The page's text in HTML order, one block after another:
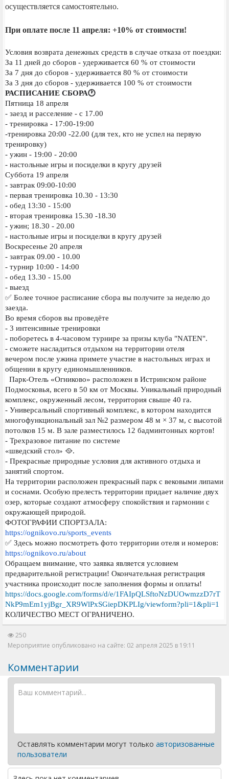
осуществляется самостоятельно.
При оплате после 11 апреля: +10% от стоимости!
Условия возврата денежных средств в случае отказа от поездки:
За 11 дней до сборов - удерживается 60 % от стоимости
За 7 дня до сборов - удерживается 80 % от стоимости
За 3 дня до сборов - удерживается 100 % от стоимости
РАСПИСАНИЕ СБОРА🕐
Пятница 18 апреля
- заезд и расселение - с 17.00
- тренировка - 17:00-19:00
-тренировка 20:00 -22.00 (для тех, кто не успел на первую
тренировку)
- ужин - 19:00 - 20:00
- настольные игры и посиделки в кругу друзей
Суббота 19 апреля
- завтрак 09:00-10:00
- первая тренировка 10.30 - 13:30
- обед 13:30 - 15:00
- вторая тренировка 15.30 -18.30
- ужин; 18.30 - 20.00
- настольные игры и посиделки в кругу друзей
Воскресенье 20 апреля
- завтрак 09.00 - 10.00
- турнир 10:00 - 14:00
- обед 13.30 - 15.00
- выезд
✅ Более точное расписание сбора вы получите за неделю до
заезда.
Во время сборов вы проведёте
- 3 интенсивные тренировки
- поборетесь в 4-часовом турнире за призы клуба "NATEN".
- сможете насладиться отдыхом на территории отеля
вечером после ужина примете участие в настольных играх и
общении в кругу единомышленников.
Парк-Отель «Огниково» расположен в Истринском районе
Подмосковья, всего в 50 км от Москвы. Уникальный природный
комплекс, окруженный лесом, территория свыше 40 га.
- Универсальный спортивный комплекс, в котором находится
многофункциональный зал №2 размером 48 м × 37 м, с высотой
потолков 15 м. В зале разместилось 12 бадминтонных кортов!
- Трехразовое питание по системе
«шведский стол» 🥘.
- Прекрасные природные условия для активного отдыха и
занятий спортом.
На территории расположен прекрасный парк с вековыми липами
и соснами. Особую прелесть территории придает наличие двух
озер, которые создают атмосферу спокойствия и гармонии с
окружающей природой.
ФОТОГРАФИИ СПОРТЗАЛА:
https://ognikovo.ru/sports_events
✅ Здесь можно посмотреть фото территории отеля и номеров:
https://ognikovo.ru/about
Обращаем внимание, что заявка является условием
предварительной регистрации! Окончательная регистрация
участника происходит после заполнения формы и оплаты!
https://docs.google.com/forms/d/e/1FAIpQLSftoNzDUOwmzzD7rT
NkP9mEm1yjBgr_XR9WlPxSGiepDKPLIg/viewform?pli=1&pli=1
КОЛИЧЕСТВО МЕСТ ОГРАНИЧЕНО.
250
Мероприятие опубликовано на сайте: 02 апреля 2025 в 19:11
Комментарии
Оставлять комментарии могут только авторизованные
пользователи